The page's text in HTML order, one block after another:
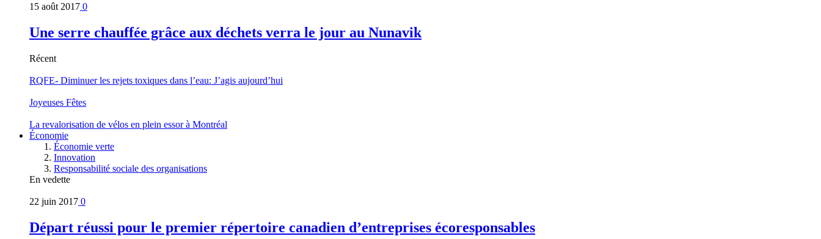
15 août 2017 0
Une serre chauffée grâce aux déchets verra le jour au Nunavik
Récent
RQFE- Diminuer les rejets toxiques dans l’eau: J’agis aujourd’hui
Joyeuses Fêtes
La revalorisation de vélos en plein essor à Montréal
Économie
Économie verte
Innovation
Responsabilité sociale des organisations
En vedette
22 juin 2017 0
Départ réussi pour le premier répertoire canadien d’entreprises écoresponsables